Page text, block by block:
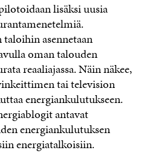
lisäksi uusia
asennetaan
oman talouden
reaaliajassa. Näin näkee,
tai television
energiankulutukseen.
antavat
energiankulutuksen
energiatalkoisiin.